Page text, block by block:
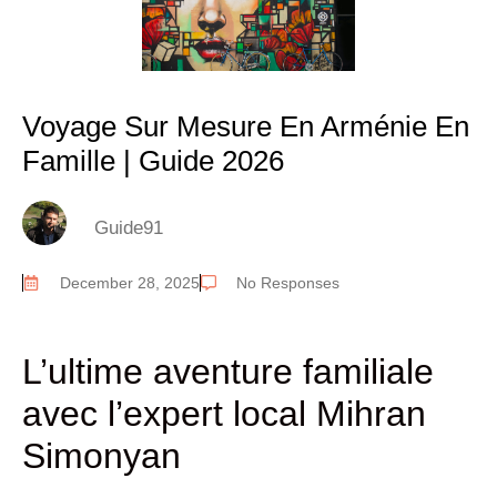
Voyage Sur Mesure En Arménie En
Famille | Guide 2026
Guide91
December 28, 2025 No Responses
L’ultime aventure familiale
avec l’expert local Mihran
Simonyan